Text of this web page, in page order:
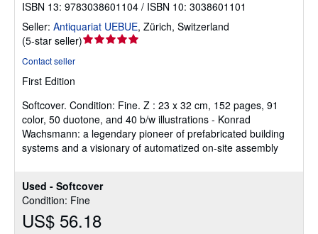
Used - Softcover
Condition: Fine
US$ 56.18
ISBN 13: 9783038601104 / ISBN 10: 3038601101
Seller: Antiquariat UEBUE, Zürich, Switzerland
(5-star seller)Seller
5
stars
Contact seller
First Edition
Softcover. Condition: Fine. Z : 23 x 32 cm, 152 pages, 91
color, 50 duotone, and 40 b/w illustrations - Konrad
Wachsmann: a legendary pioneer of prefabricated building
systems and a visionary of automatized on-site assembly